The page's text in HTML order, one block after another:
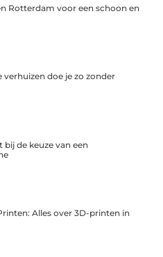
Rotterdam voor een schoon en
verhuizen doe je zo zonder
bij de keuze van een
Alles over 3D-printen in